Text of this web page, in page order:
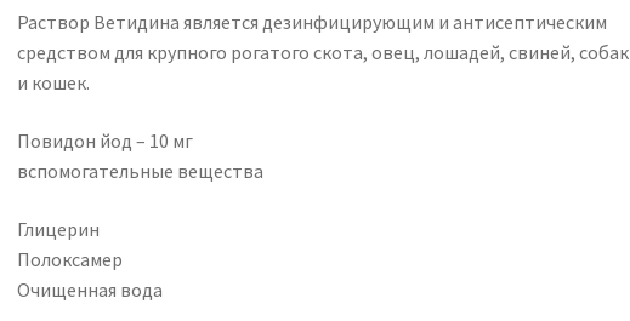
Раствор Ветидина является дезинфицирующим и антисептическим
средством для крупного рогатого скота, овец, лошадей, свиней, собак
и кошек.
Повидон йод – 10 мг
вспомогательные вещества
Глицерин
Полоксамер
Очищенная вода